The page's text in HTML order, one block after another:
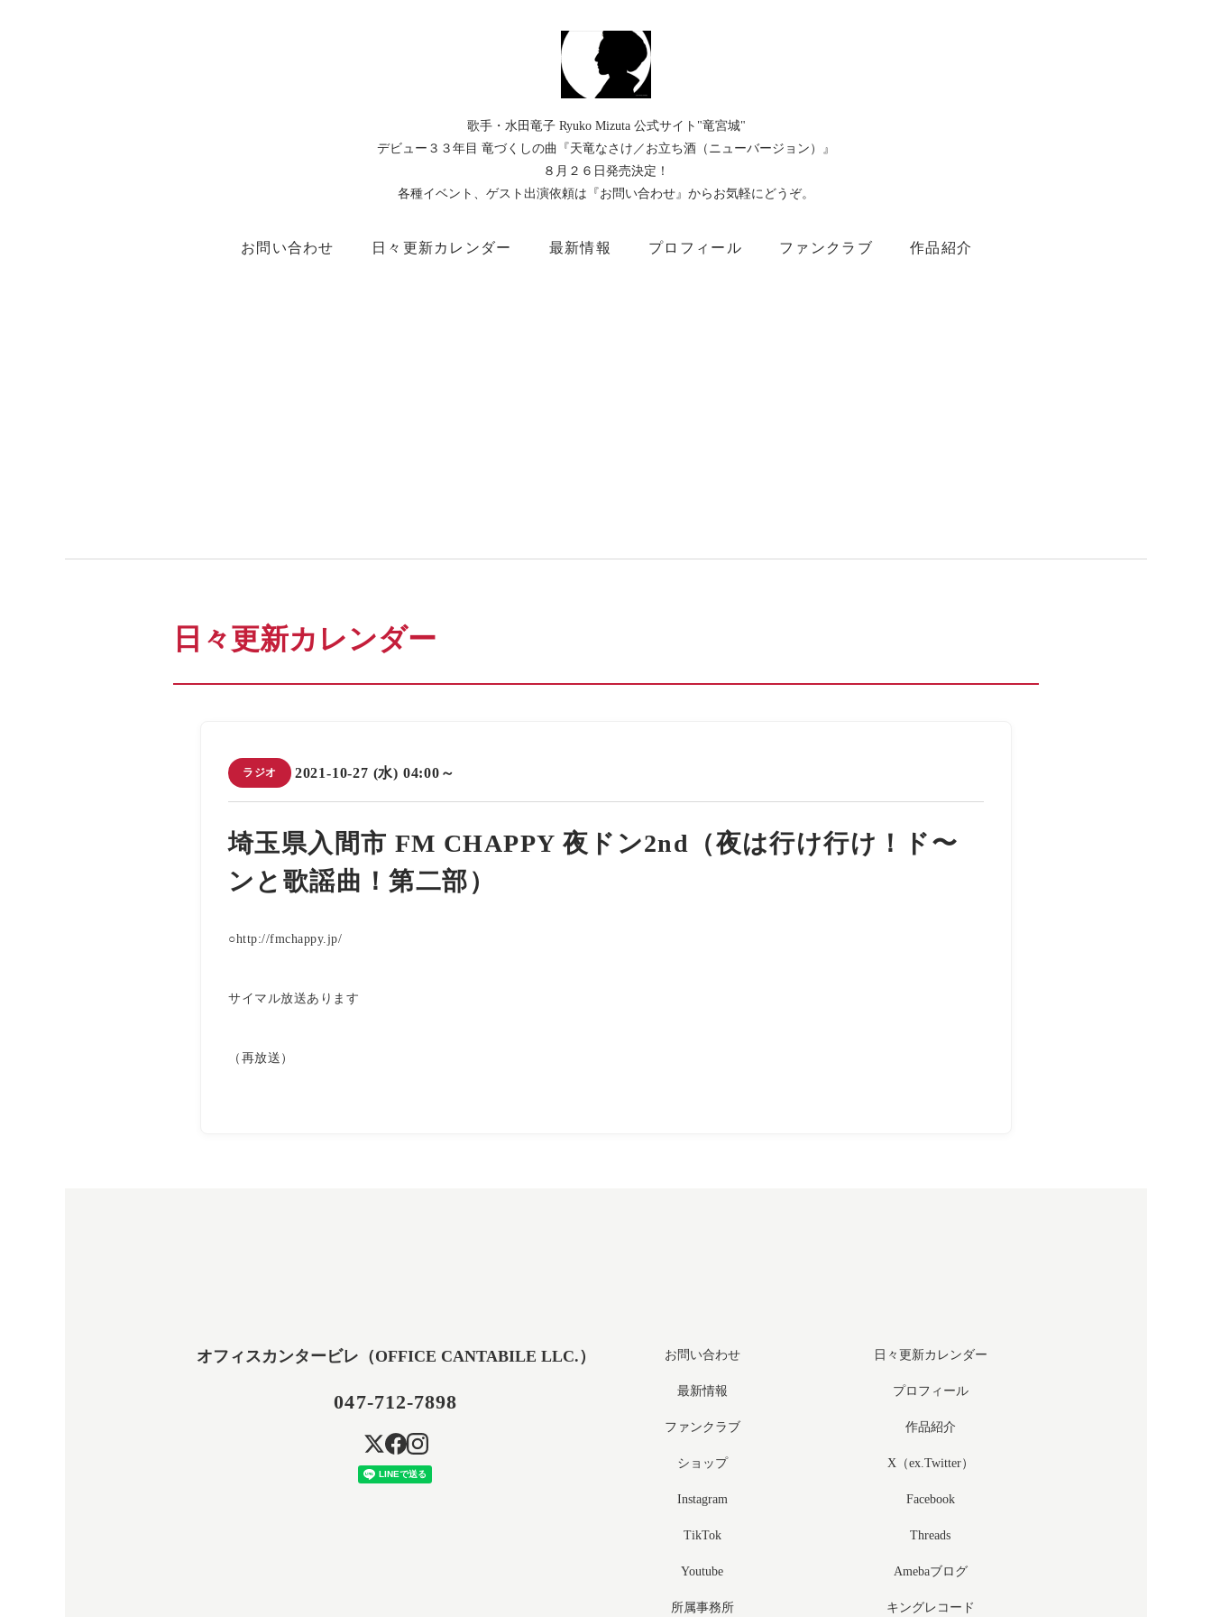
歌手・水田竜子 Ryuko Mizuta 公式サイト"竜宮城"
デビュー３３年目 竜づくしの曲『天竜なさけ／お立ち酒（ニューバージョン）』
８月２６日発売決定！
各種イベント、ゲスト出演依頼は『お問い合わせ』からお気軽にどうぞ。
お問い合わせ 日々更新カレンダー 最新情報 プロフィール ファンクラブ 作品紹介
日々更新カレンダー
ラジオ 2021-10-27 (水) 04:00～
埼玉県入間市 FM CHAPPY 夜ドン2nd（夜は行け行け！ド〜
ンと歌謡曲！第二部）
○http://fmchappy.jp/
サイマル放送あります
（再放送）
オフィスカンタービレ（OFFICE CANTABILE LLC.）
047-712-7898
お問い合わせ 日々更新カレンダー
最新情報 プロフィール
ファンクラブ 作品紹介
ショップ X（ex.Twitter）
Instagram Facebook
TikTok Threads
Youtube Amebaブログ
所属事務所 キングレコード